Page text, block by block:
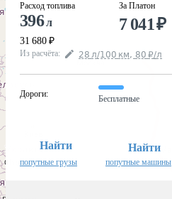
Расход топлива
396л
31 680 ₽
За Платон
7 041₽
Из расчёта: 28 л/100 км, 80 ₽/л
Дороги:
Бесплатные
Найти
попутные грузы
Найти
попутные машины